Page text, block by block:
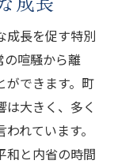
成長を促す特別
の喧騒から離
ができます。町
大きく、多く
れています。
和と内省の時間